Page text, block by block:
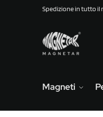
Spedizione in tutto il
Magneti